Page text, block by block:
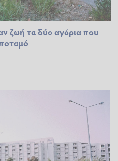
ζωή τα δύο αγόρια που